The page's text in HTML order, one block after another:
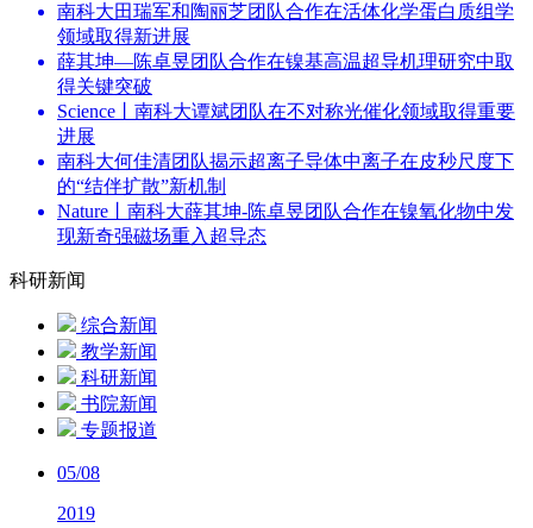
南科大田瑞军和陶丽芝团队合作在活体化学蛋白质组学
领域取得新进展
薛其坤—陈卓昱团队合作在镍基高温超导机理研究中取
得关键突破
Science丨南科大谭斌团队在不对称光催化领域取得重要
进展
南科大何佳清团队揭示超离子导体中离子在皮秒尺度下
的“结伴扩散”新机制
Nature丨南科大薛其坤-陈卓昱团队合作在镍氧化物中发
现新奇强磁场重入超导态
科研新闻
综合新闻
教学新闻
科研新闻
书院新闻
专题报道
05/08
2019